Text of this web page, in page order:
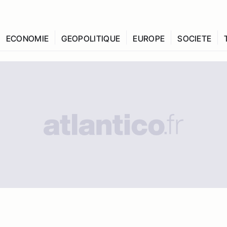
ECONOMIE GEOPOLITIQUE EUROPE SOCIETE